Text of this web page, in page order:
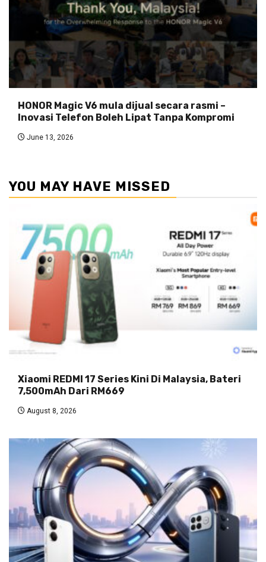
HONOR Magic V6 mula dijual secara rasmi –
Inovasi Telefon Boleh Lipat Tanpa Kompromi
June 13, 2026
YOU MAY HAVE MISSED
Xiaomi REDMI 17 Series Kini Di Malaysia, Bateri
7,500mAh Dari RM669
August 8, 2026